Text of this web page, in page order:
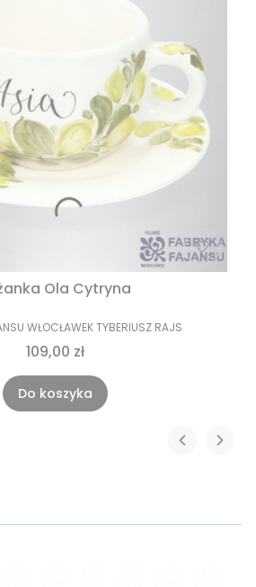
Ola Cytryna
WŁOCŁAWEK TYBERIUSZ RAJS
109,00 zł
Do koszyka